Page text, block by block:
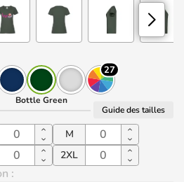
Bottle Green
27
Guide des tailles
M
2XL
: